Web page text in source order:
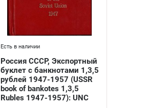
Есть в наличии
Россия СССР, Экспортный
буклет с банкнотами 1,3,5
рублей 1947-1957 (USSR
book of bankotes 1,3,5
Rubles 1947-1957): UNC